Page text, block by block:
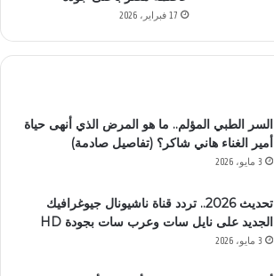
17 فبراير، 2026
السر الطبي المؤلم.. ما هو المرض الذي أنهى حياة
أمير الغناء هاني شاكر؟ (تفاصيل صادمة)
3 مايو، 2026
تحديث 2026.. تردد قناة ناشيونال جيوغرافيك
الجديد على نايل سات وعرب سات بجودة HD
3 مايو، 2026